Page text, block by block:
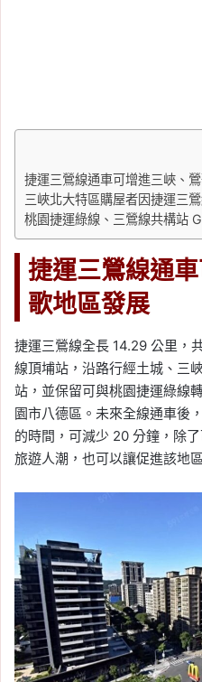
捷運三鶯線通車可增進三峽、
三峽北大特區購屋者因捷運三
桃園捷運綠線、三鶯線共構站
捷運三鶯線通
歌地區發展
捷運三鶯線全長 14.29 公里，
線頂埔站，沿路行經土城、三
站，並保留可與桃園捷運綠線
園市八德區。未來全線通車後
的時間，可減少 20 分鐘，除
旅遊人潮，也可以讓促進該地